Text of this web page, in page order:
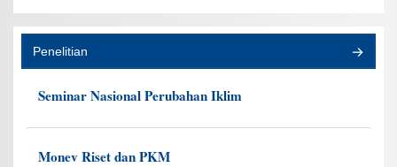
Penelitian
Seminar Nasional Perubahan Iklim
Monev Riset dan PKM